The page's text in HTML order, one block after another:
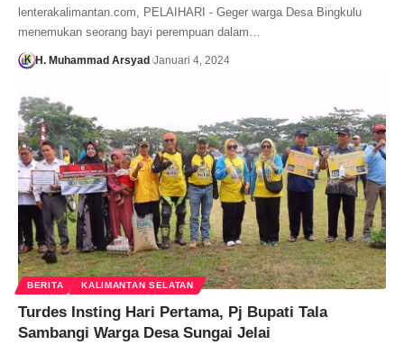
lenterakalimantan.com, PELAIHARI - Geger warga Desa Bingkulu
menemukan seorang bayi perempuan dalam…
H. Muhammad Arsyad Januari 4, 2024
BERITA KALIMANTAN SELATAN
Turdes Insting Hari Pertama, Pj Bupati Tala
Sambangi Warga Desa Sungai Jelai